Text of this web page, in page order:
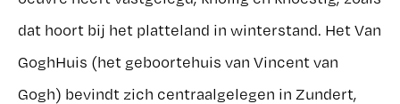
dat hoort bij het platteland in winterstand. Het Van
GoghHuis (het geboortehuis van Vincent van
Gogh) bevindt zich centraalgelegen in Zundert,